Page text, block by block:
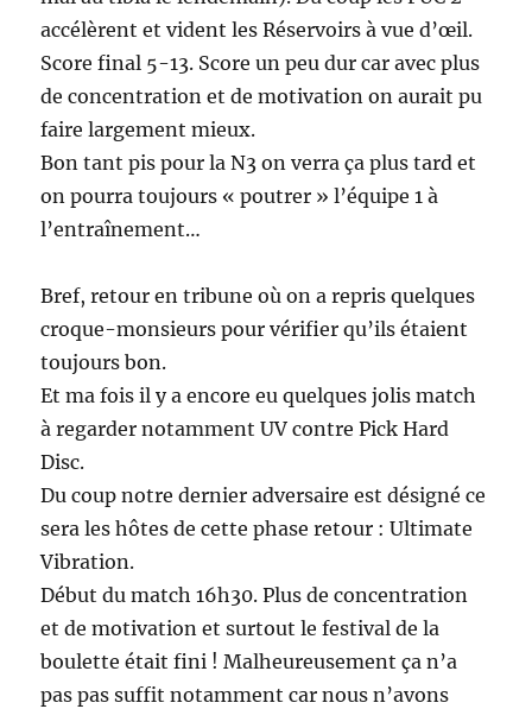
accélèrent et vident les Réservoirs à vue d’œil.
Score final 5-13. Score un peu dur car avec plus
de concentration et de motivation on aurait pu
faire largement mieux.
Bon tant pis pour la N3 on verra ça plus tard et
on pourra toujours « poutrer » l’équipe 1 à
l’entraînement…
Bref, retour en tribune où on a repris quelques
croque-monsieurs pour vérifier qu’ils étaient
toujours bon.
Et ma fois il y a encore eu quelques jolis match
à regarder notamment UV contre Pick Hard
Disc.
Du coup notre dernier adversaire est désigné ce
sera les hôtes de cette phase retour : Ultimate
Vibration.
Début du match 16h30. Plus de concentration
et de motivation et surtout le festival de la
boulette était fini ! Malheureusement ça n’a
pas pas suffit notamment car nous n’avons